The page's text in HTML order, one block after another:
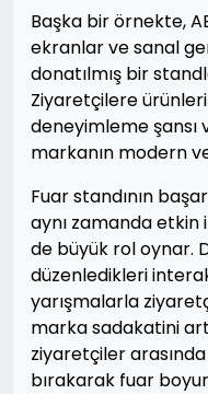
Başka bir örnekte,
ekranlar ve sanal
donatılmış bir
Ziyaretçilere
deneyimleme şansı
markanın modern
Fuar standının
aynı zamanda
de büyük rol oynar.
düzenledikleri
yarışmalarla
marka sadakatini
ziyaretçiler
bırakarak fuar